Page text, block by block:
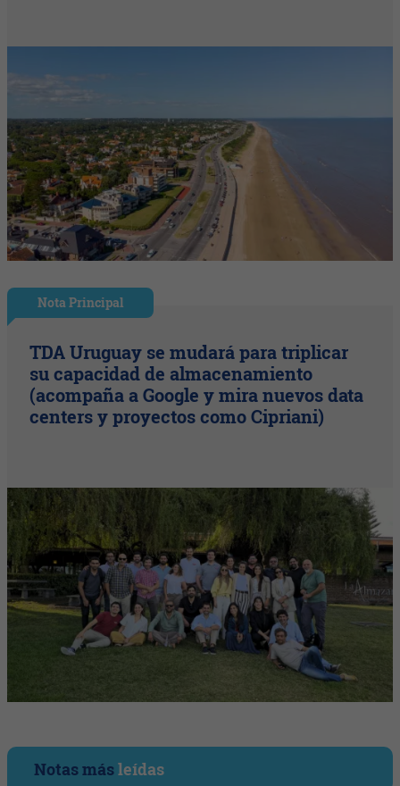
Nota Principal
TDA Uruguay se mudará para triplicar
su capacidad de almacenamiento
(acompaña a Google y mira nuevos data
centers y proyectos como Cipriani)
Notas másleídas